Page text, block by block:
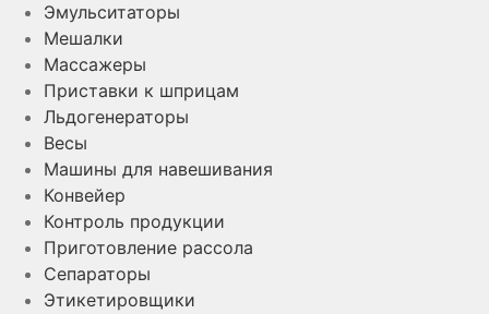
Эмульситаторы
Мешалки
Массажеры
Приставки к шприцам
Льдогенераторы
Весы
Машины для навешивания
Конвейер
Контроль продукции
Приготовление рассола
Сепараторы
Этикетировщики